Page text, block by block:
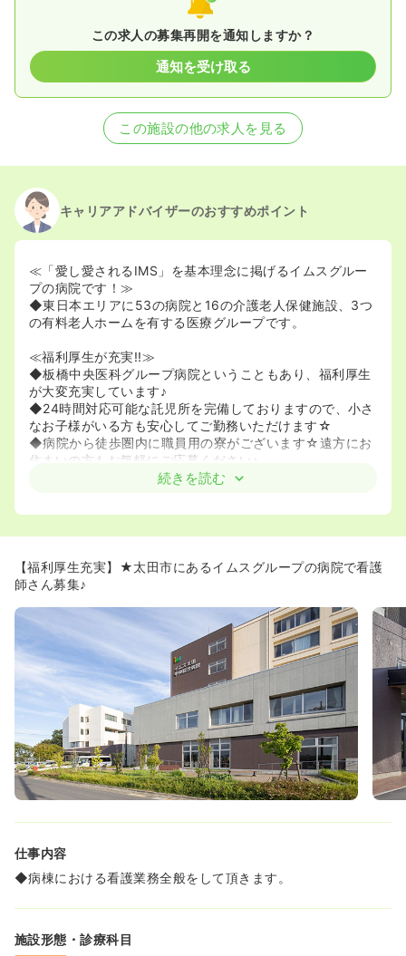
この求人の募集再開を通知しますか？
通知を受け取る
この施設の他の求人を見る
キャリアアドバイザーのおすすめポイント
≪「愛し愛されるIMS」を基本理念に掲げるイムスグルー
プの病院です！≫
◆東日本エリアに53の病院と16の介護老人保健施設、3つ
の有料老人ホームを有する医療グループです。
≪福利厚生が充実!!≫
◆板橋中央医科グループ病院ということもあり、福利厚生
が大変充実しています♪
◆24時間対応可能な託児所を完備しておりますので、小さ
なお子様がいる方も安心してご勤務いただけます☆
◆病院から徒歩圏内に職員用の寮がございます☆遠方にお
住まいの方もお気軽にご応募ください♪
◆イムスグループの病院のため、教育制度・福利厚生とて
ご勤務いただけます♪
◆当院で産休育休を取得し、日勤のみ✕時短正社員で戻っ
てきたスタッフが大勢おります！
ライフステージに合わせた勤務形態ができます！
≪プライベートとの両立可≫
◆家庭との両立を希望される方には、夜勤月1回から相談
が可能です！
≪人間関係良好≫
◆看護部長をはじめ、師長、スタッフみなさんがイキイキ
と働いている人間関係良好な病院です★
≪認定看護師資格支援制度がございます！≫
す。
IMSグループならではの資格支援制度を生かして、キャリ
アアップを望める環境です。
続きを読む
【福利厚生充実】★太田市にあるイムスグループの病院で看護
師さん募集♪
仕事内容
◆病棟における看護業務全般をして頂きます。
施設形態・診療科目